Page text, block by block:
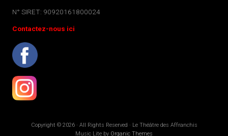
N° SIRET: 90920161800024
Contactez-nous ici
Copyright © 2026 · All Rights Reserved · Le Théâtre des Affranchis
Music Lite by Organic Themes